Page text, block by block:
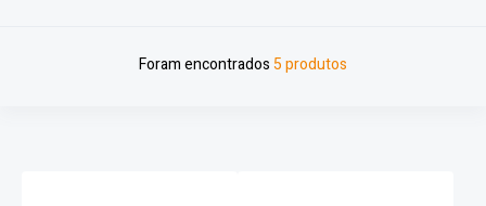
Foram encontrados5 produtos